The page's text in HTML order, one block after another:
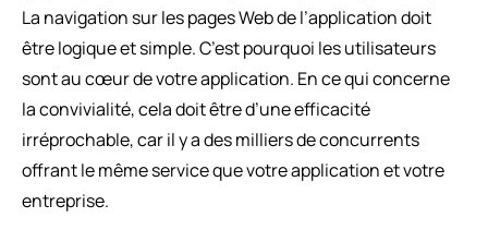
La navigation sur les pages Web de l’application doit
être logique et simple. C’est pourquoi les utilisateurs
sont au cœur de votre application. En ce qui concerne
la convivialité, cela doit être d’une efficacité
irréprochable, car il y a des milliers de concurrents
offrant le même service que votre application et votre
entreprise.